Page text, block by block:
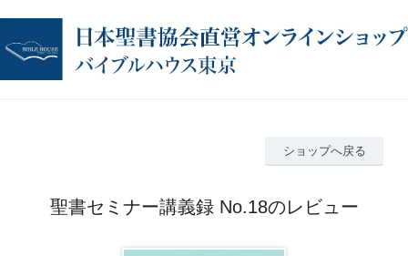
ショップへ戻る
聖書セミナー講義録 No.18のレビュー